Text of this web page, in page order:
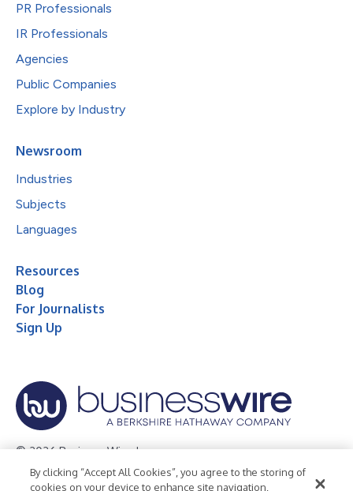
PR Professionals
IR Professionals
Agencies
Public Companies
Explore by Industry
Newsroom
Industries
Subjects
Languages
Resources
Blog
For Journalists
Sign Up
© 2026 Business Wire, Inc.
Privacy Policy Cookie Policy Accessibility Statement
By clicking “Accept All Cookies”, you agree to the storing of
cookies on your device to enhance site navigation,